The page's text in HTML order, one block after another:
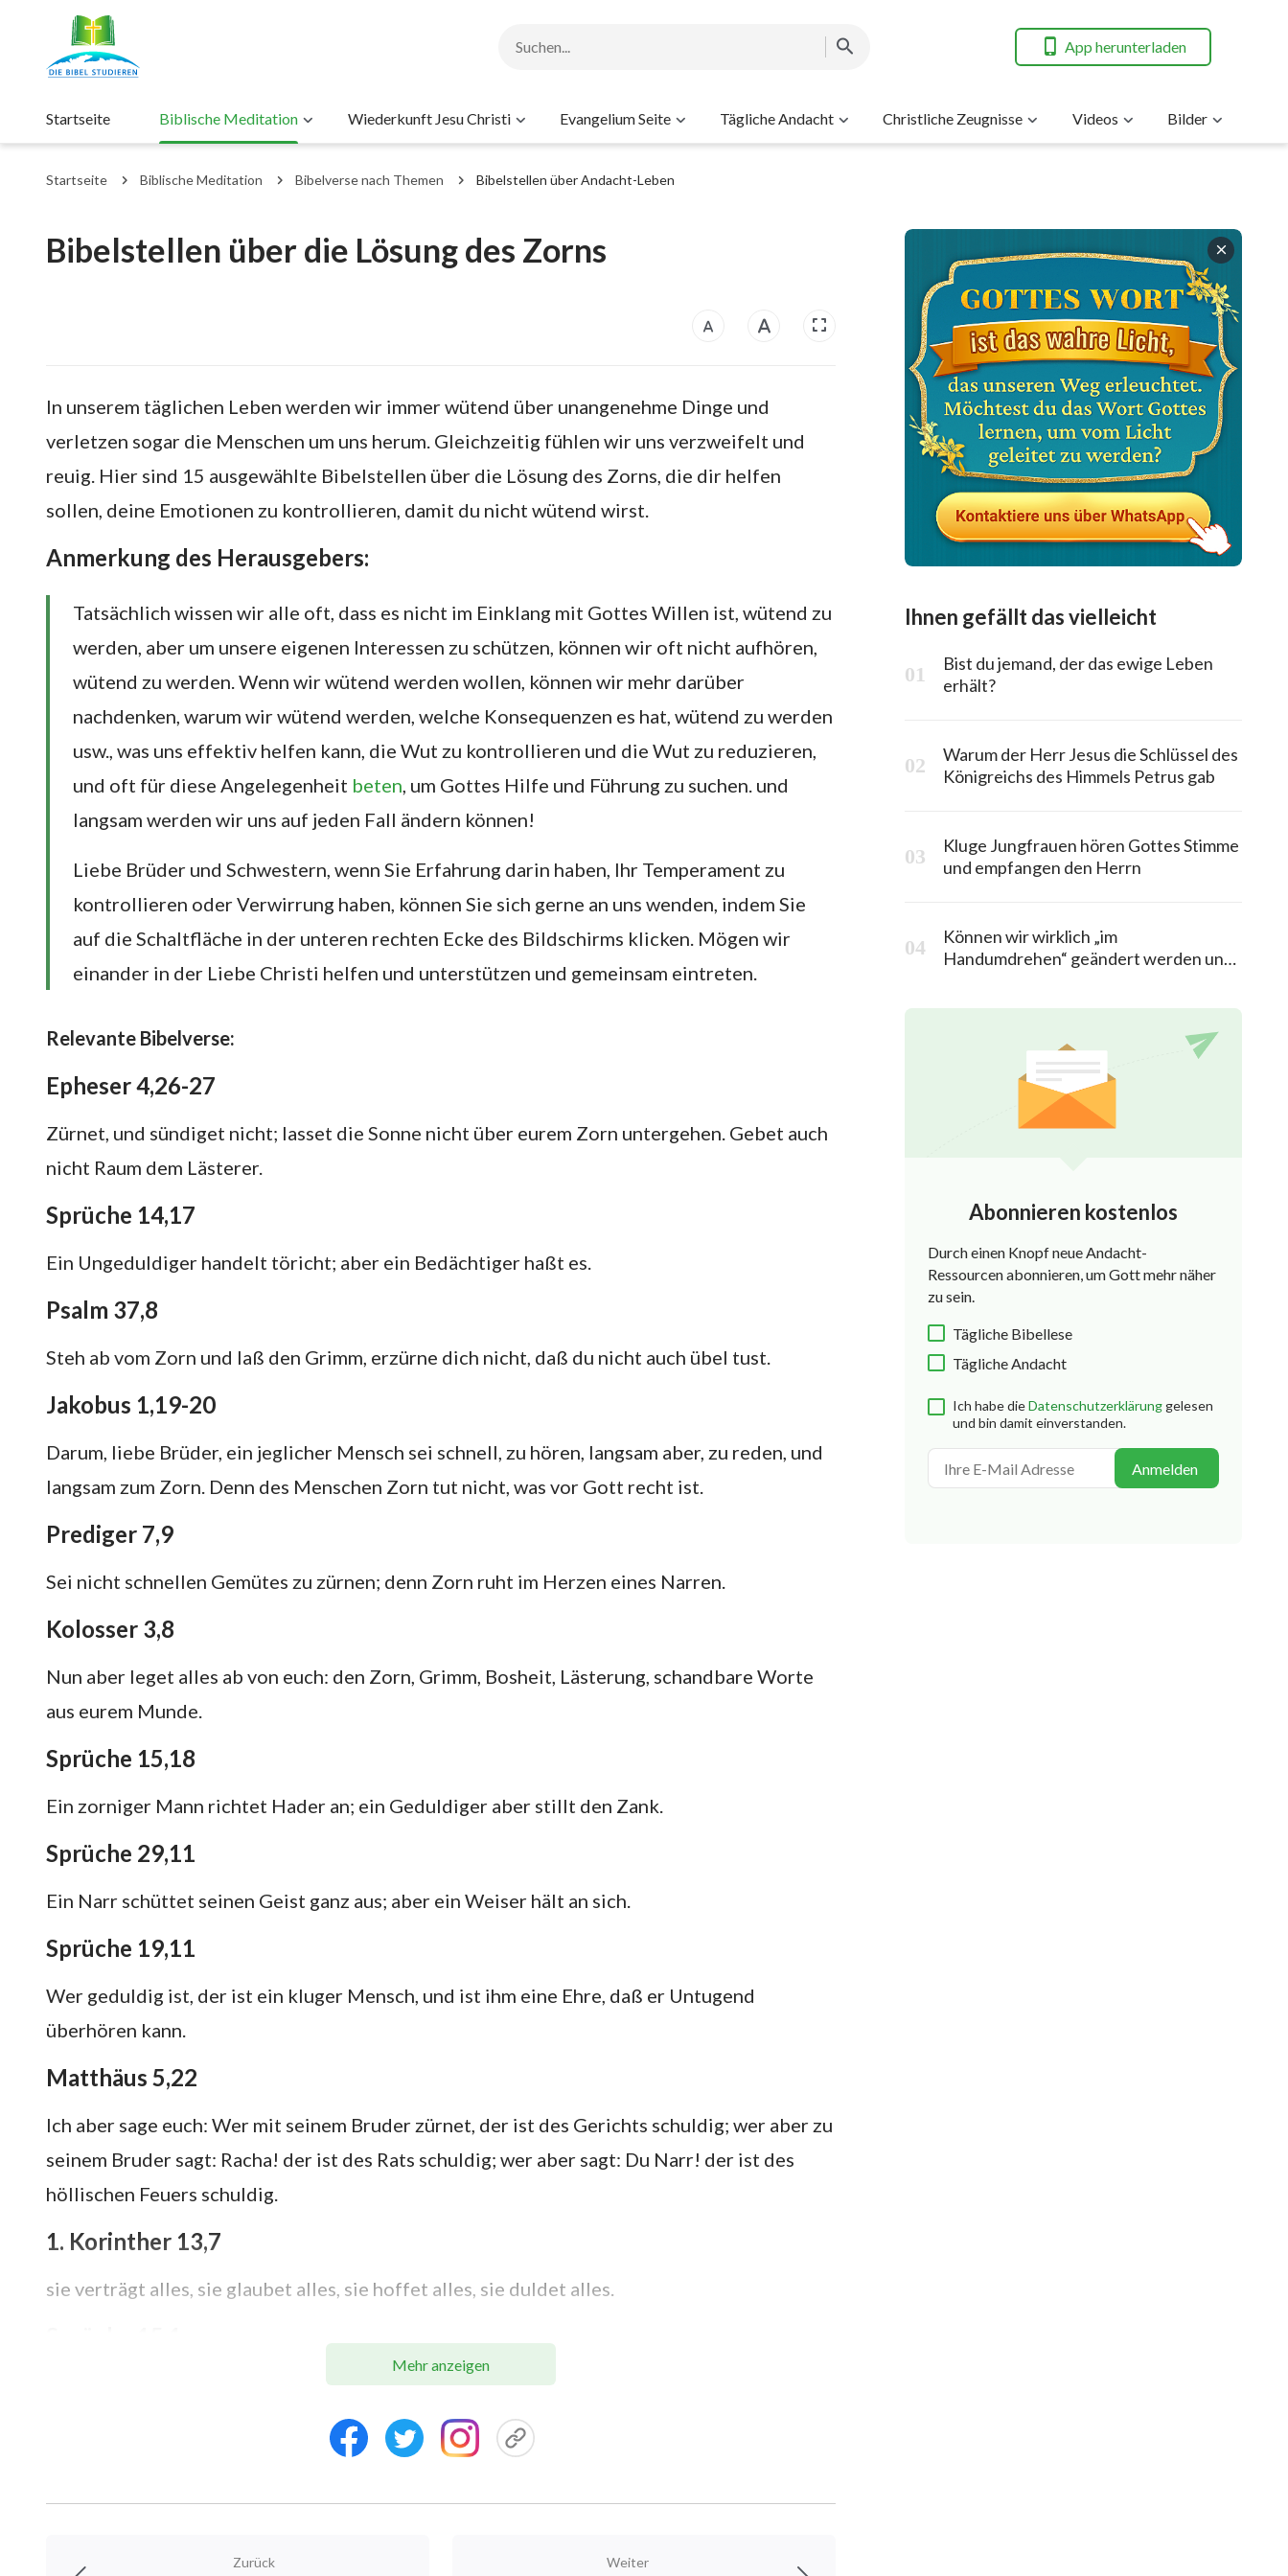
App herunterladen
Startseite Biblische Meditation Wiederkunft Jesu Christi Evangelium Seite Tägliche Andacht Christliche Zeugnisse Videos Bilder
Startseite Biblische Meditation Bibelverse nach Themen Bibelstellen über Andacht-Leben
Bibelstellen über die Lösung des Zorns
In unserem täglichen Leben werden wir immer wütend über unangenehme Dinge und
verletzen sogar die Menschen um uns herum. Gleichzeitig fühlen wir uns verzweifelt und
reuig. Hier sind 15 ausgewählte Bibelstellen über die Lösung des Zorns, die dir helfen
sollen, deine Emotionen zu kontrollieren, damit du nicht wütend wirst.
Anmerkung des Herausgebers:
Tatsächlich wissen wir alle oft, dass es nicht im Einklang mit Gottes Willen ist, wütend zu
werden, aber um unsere eigenen Interessen zu schützen, können wir oft nicht aufhören,
wütend zu werden. Wenn wir wütend werden wollen, können wir mehr darüber
nachdenken, warum wir wütend werden, welche Konsequenzen es hat, wütend zu werden
usw., was uns effektiv helfen kann, die Wut zu kontrollieren und die Wut zu reduzieren,
und oft für diese Angelegenheit beten, um Gottes Hilfe und Führung zu suchen. und
langsam werden wir uns auf jeden Fall ändern können!
Liebe Brüder und Schwestern, wenn Sie Erfahrung darin haben, Ihr Temperament zu
kontrollieren oder Verwirrung haben, können Sie sich gerne an uns wenden, indem Sie
auf die Schaltfläche in der unteren rechten Ecke des Bildschirms klicken. Mögen wir
einander in der Liebe Christi helfen und unterstützen und gemeinsam eintreten.
Relevante Bibelverse:
Epheser 4,26-27
Zürnet, und sündiget nicht; lasset die Sonne nicht über eurem Zorn untergehen. Gebet auch
nicht Raum dem Lästerer.
Sprüche 14,17
Ein Ungeduldiger handelt töricht; aber ein Bedächtiger haßt es.
Psalm 37,8
Steh ab vom Zorn und laß den Grimm, erzürne dich nicht, daß du nicht auch übel tust.
Jakobus 1,19-20
Darum, liebe Brüder, ein jeglicher Mensch sei schnell, zu hören, langsam aber, zu reden, und
langsam zum Zorn. Denn des Menschen Zorn tut nicht, was vor Gott recht ist.
Prediger 7,9
Sei nicht schnellen Gemütes zu zürnen; denn Zorn ruht im Herzen eines Narren.
Kolosser 3,8
Nun aber leget alles ab von euch: den Zorn, Grimm, Bosheit, Lästerung, schandbare Worte
aus eurem Munde.
Sprüche 15,18
Ein zorniger Mann richtet Hader an; ein Geduldiger aber stillt den Zank.
Sprüche 29,11
Ein Narr schüttet seinen Geist ganz aus; aber ein Weiser hält an sich.
Sprüche 19,11
Wer geduldig ist, der ist ein kluger Mensch, und ist ihm eine Ehre, daß er Untugend
überhören kann.
Matthäus 5,22
Ich aber sage euch: Wer mit seinem Bruder zürnet, der ist des Gerichts schuldig; wer aber zu
seinem Bruder sagt: Racha! der ist des Rats schuldig; wer aber sagt: Du Narr! der ist des
höllischen Feuers schuldig.
1. Korinther 13,7
sie verträgt alles, sie glaubet alles, sie hoffet alles, sie duldet alles.
Eine linde Antwort stillt den Zorn; aber ein hartes Wort richtet Grimm an.
Ausdruck zu bringen und seinen Gefühlen Luft zu machen; er wird oft ohne ersichtlichen
Mehr anzeigen
Zurück Weiter
Ihnen gefällt das vielleicht
Bist du jemand, der das ewige Leben
erhält?
Warum der Herr Jesus die Schlüssel des
Königreichs des Himmels Petrus gab
Kluge Jungfrauen hören Gottes Stimme
und empfangen den Herrn
Können wir wirklich „im
Handumdrehen“ geändert werden und
Abonnieren kostenlos
Durch einen Knopf neue Andacht-
Ressourcen abonnieren, um Gott mehr näher
zu sein.
Tägliche Bibellese
Tägliche Andacht
Ich habe dieDatenschutzerklärung gelesen
und bin damit einverstanden.